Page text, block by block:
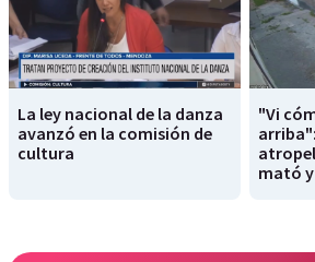
La ley nacional de la danza
avanzó en la comisión de
cultura
"Vi
mató